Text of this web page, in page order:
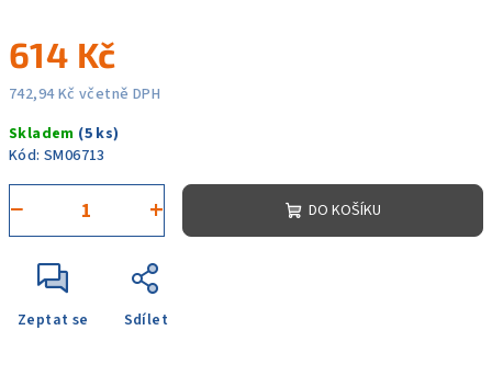
614 Kč
742,94 Kč včetně DPH
cena:
Skladem (5 ks)
Kód: SM06713
+
− DO KOŠÍKU
Zeptat se Sdílet